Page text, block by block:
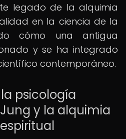
legado de la alquimia
en la ciencia de la
cómo una antigua
y se ha integrado
contemporáneo.
psicología
y la alquimia